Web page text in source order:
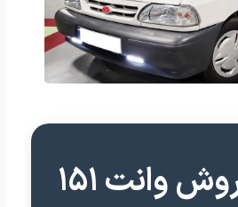
شرایط فروش وانت ۱۵۱